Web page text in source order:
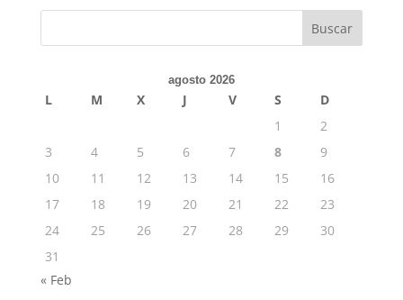
agosto 2026
L M X J V S
D
1
2
3
4 5 6 7 8
9
10
11 12 13 14 15
16
17
18 19 20 21 22
23
24
25 26 27 28 29
30
31
« Feb